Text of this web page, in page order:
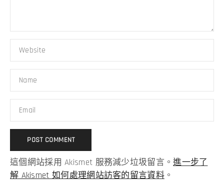
這個網站採用 Akismet 服務減少垃圾留言。進一步了
解 Akismet 如何處理網站訪客的留言資料。